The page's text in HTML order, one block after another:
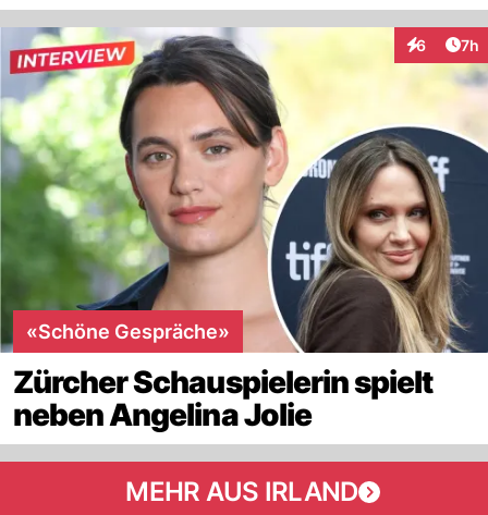
6 7h
«Schöne Gespräche»
Zürcher Schauspielerin spielt
neben Angelina Jolie
MEHR AUS IRLAND